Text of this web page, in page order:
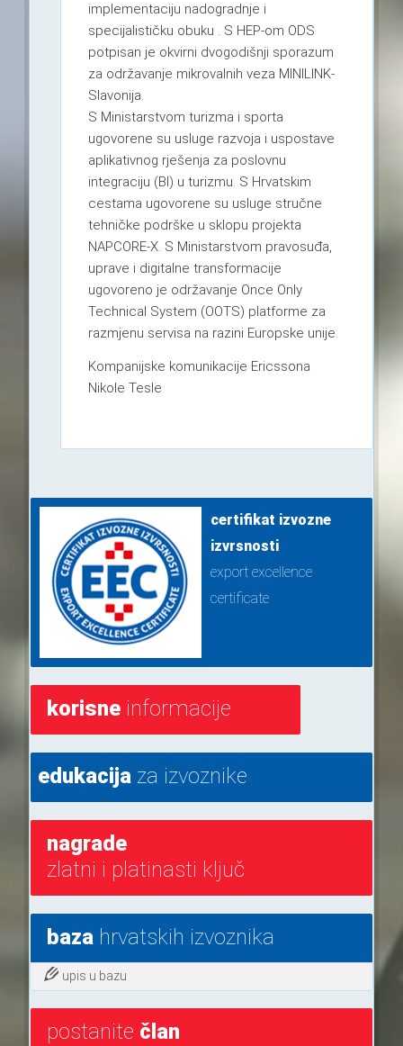
implementaciju nadogradnje i
specijalističku obuku . S HEP-om ODS
potpisan je okvirni dvogodišnji sporazum
za održavanje mikrovalnih veza MINILINK-
Slavonija.
S Ministarstvom turizma i sporta
ugovorene su usluge razvoja i uspostave
aplikativnog rješenja za poslovnu
integraciju (BI) u turizmu. S Hrvatskim
cestama ugovorene su usluge stručne
tehničke podrške u sklopu projekta
NAPCORE-X. S Ministarstvom pravosuđa,
uprave i digitalne transformacije
ugovoreno je održavanje Once Only
Technical System (OOTS) platforme za
razmjenu servisa na razini Europske unije.
Kompanijske komunikacije Ericssona
Nikole Tesle
certifikat izvozne
izvrsnosti
export excellence
certificate
korisneinformacije
edukacijaza izvoznike
nagrade
zlatni i platinasti ključ
bazahrvatskih izvoznika
upis u bazu
postanite član